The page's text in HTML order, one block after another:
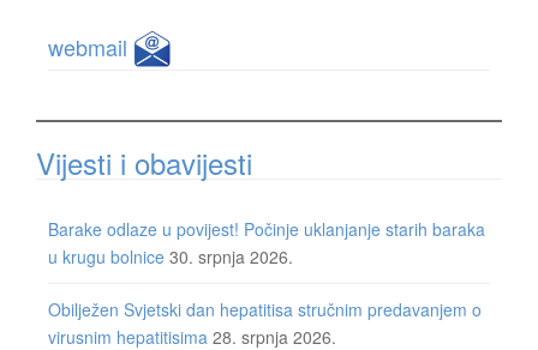
webmail
Vijesti i obavijesti
Barake odlaze u povijest! Počinje uklanjanje starih baraka
u krugu bolnice 30. srpnja 2026.
Obilježen Svjetski dan hepatitisa stručnim predavanjem o
virusnim hepatitisima 28. srpnja 2026.